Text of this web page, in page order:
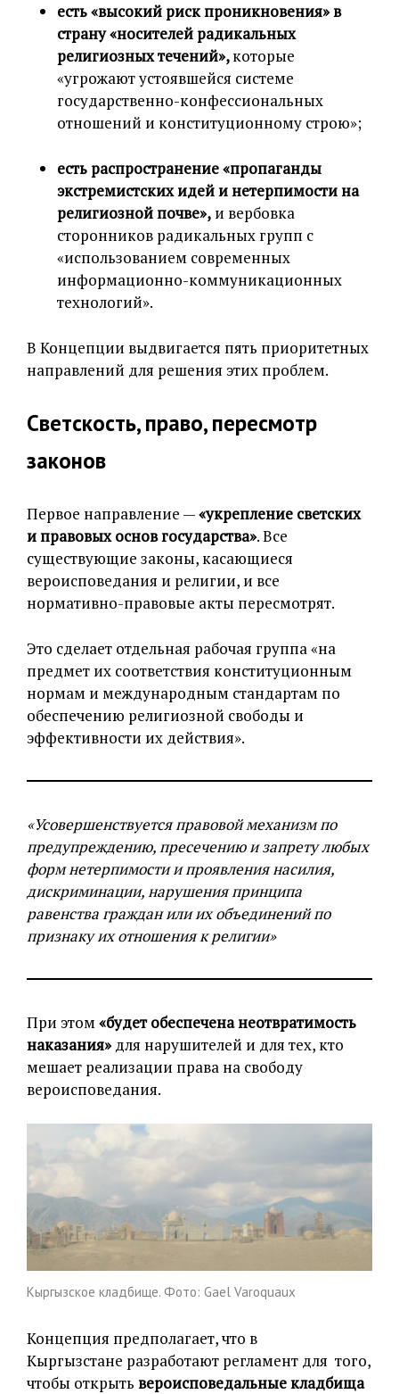
есть «высокий риск проникновения» в
страну «носителей радикальных
религиозных течений»,которые
«угрожают устоявшейся системе
государственно-конфессиональных
отношений и конституционному строю»;
есть распространение «пропаганды
экстремистских идей и нетерпимости на
религиозной почве», и вербовка
сторонников радикальных групп с
«использованием современных
информационно-коммуникационных
технологий».
В Концепции выдвигается пять приоритетных
направлений для решения этих проблем.
Светскость, право, пересмотр
законов
Первое направление —«укрепление светских
и правовых основ государства». Все
существующие законы, касающиеся
вероисповедания и религии, и все
нормативно-правовые акты пересмотрят.
Это сделает отдельная рабочая группа «на
предмет их соответствия конституционным
нормам и международным стандартам по
обеспечению религиозной свободы и
эффективности их действия».
«Усовершенствуется правовой механизм по
предупреждению, пресечению и запрету любых
форм нетерпимости и проявления насилия,
дискриминации, нарушения принципа
равенства граждан или их объединений по
признаку их отношения к религии»
При этом«будет обеспечена неотвратимость
наказания»для нарушителей и для тех, кто
мешает реализации права на свободу
вероисповедания.
Кыргызское кладбище. Фото: Gael Varoquaux
Концепция предполагает, что в
Кыргызстане разработают регламент для того,
чтобы открыть вероисповедальные кладбища